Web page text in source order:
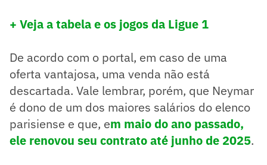
+ Veja a tabela e os jogos da Ligue 1
De acordo com o portal, em caso de uma
oferta vantajosa, uma venda não está
descartada. Vale lembrar, porém, que Neymar
é dono de um dos maiores salários do elenco
parisiense e que, em maio do ano passado,
ele renovou seu contrato até junho de 2025.